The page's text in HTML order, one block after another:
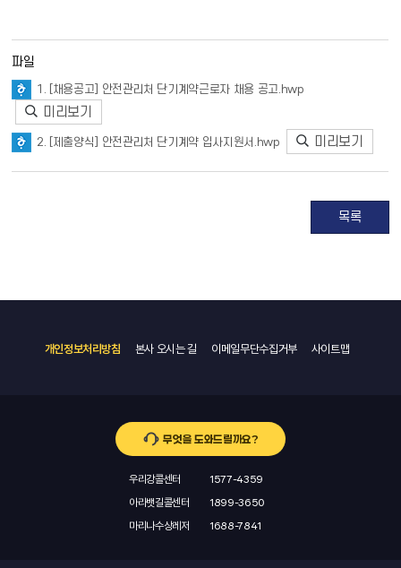
파일
1. [채용공고] 안전관리처 단기계약근로자 채용 공고.hwp
미리보기
2. [제출양식] 안전관리처 단기계약 입사지원서.hwp 미리보기
목록
개인정보처리방침 본사 오시는 길 이메일무단수집거부 사이트맵
무엇을 도와드릴까요?
우리강콜센터
1577-4359
아라뱃길콜센터
1899-3650
마리나수상레저
1688-7841